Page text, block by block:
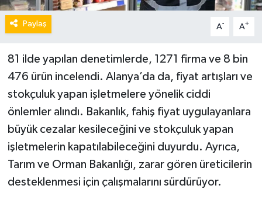
Paylaş A- A+
81 ilde yapılan denetimlerde, 1271 firma ve 8 bin
476 ürün incelendi. Alanya’da da, fiyat artışları ve
stokçuluk yapan işletmelere yönelik ciddi
önlemler alındı. Bakanlık, fahiş fiyat uygulayanlara
büyük cezalar kesileceğini ve stokçuluk yapan
işletmelerin kapatılabileceğini duyurdu. Ayrıca,
Tarım ve Orman Bakanlığı, zarar gören üreticilerin
desteklenmesi için çalışmalarını sürdürüyor.